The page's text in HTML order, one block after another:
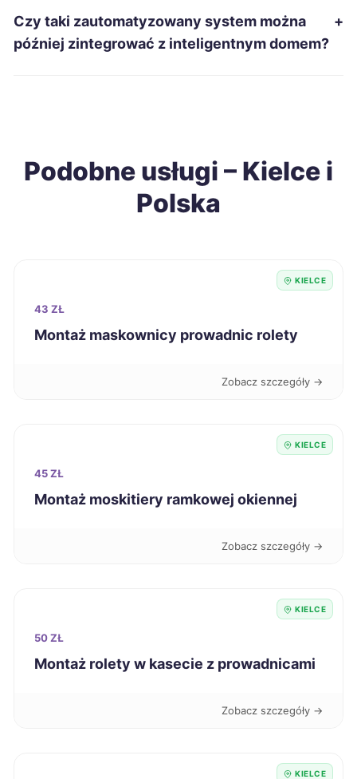
Czy taki zautomatyzowany system można
później zintegrować z inteligentnym domem?
+
Podobne usługi – Kielce i
Polska
KIELCE
43 ZŁ
Montaż maskownicy prowadnic rolety
Zobacz szczegóły →
KIELCE
45 ZŁ
Montaż moskitiery ramkowej okiennej
Zobacz szczegóły →
KIELCE
50 ZŁ
Montaż rolety w kasecie z prowadnicami
Zobacz szczegóły →
KIELCE